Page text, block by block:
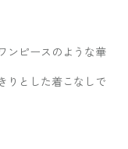
ンピースのような華
りとした着こなしで